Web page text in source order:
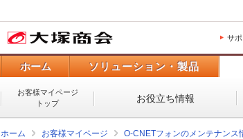
サポ
ホーム ソリューション・製品
お客様マイページ
トップ
お役立ち情報
ホーム お客様マイページ O-CNETフォンのメンテナンス